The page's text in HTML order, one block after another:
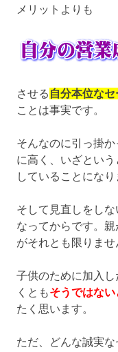
メリットよりも
させる 自分本位な
ことは事実です。
そんなのに引っ掛
に高く、いざとい
していることになり
そして見直しをし
なってからです。
がそれとも限りませ
子供のために加入
くともそうではな
たく思います。
ただ、どんな誠実